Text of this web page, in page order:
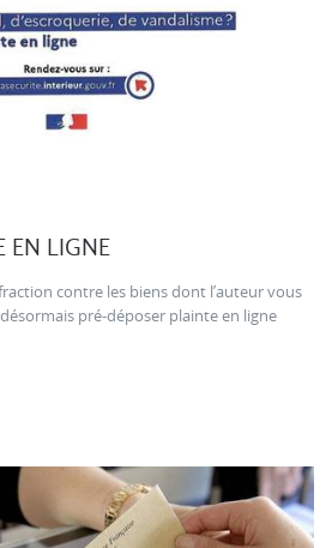
EN LIGNE
contre les biens dont l’auteur vous
pré-déposer plainte en ligne